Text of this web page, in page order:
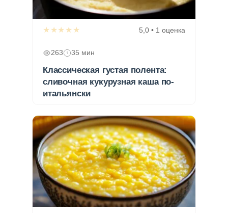
★★★★★ 5,0 • 1 оценка
263 35 мин
Классическая густая полента:
сливочная кукурузная каша по-
итальянски